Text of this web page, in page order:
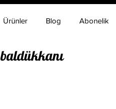
baldükkanı
Ürünler Blog Abonelik